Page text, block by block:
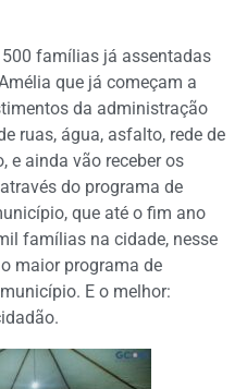
500 famílias já assentadas
que já começam a
da administração
ruas, água, asfalto, rede de
e ainda vão receber os
do programa de
que até o fim ano
famílias na cidade, nesse
maior programa de
E o melhor: